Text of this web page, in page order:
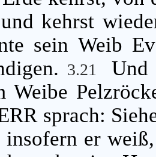
kehrst
sein Weib
3.21
Und
Weibe
sprach:
insofern er